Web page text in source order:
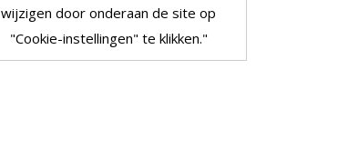
wijzigen door onderaan de site op
"Cookie-instellingen" te klikken."